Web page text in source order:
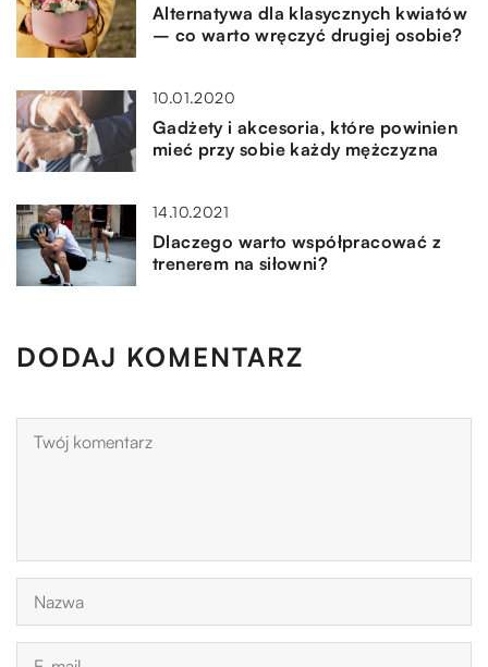
Alternatywa dla klasycznych kwiatów
– co warto wręczyć drugiej osobie?
10.01.2020
Gadżety i akcesoria, które powinien
mieć przy sobie każdy mężczyzna
14.10.2021
Dlaczego warto współpracować z
trenerem na siłowni?
DODAJ KOMENTARZ